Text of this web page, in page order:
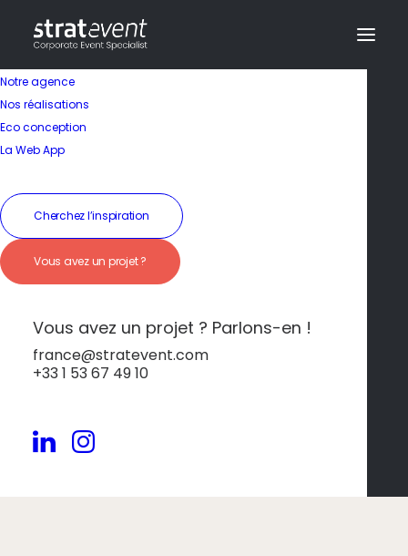
Notre agence
Nos réalisations
Eco conception
La Web App
Cherchez l’inspiration
Vous avez un projet ?
Vous avez un projet ? Parlons-en !
france@stratevent.com
+33 1 53 67 49 10
responsables
dev@creazy.fr
Des événements qui ont du sens.Du choix des
et à votre impact.